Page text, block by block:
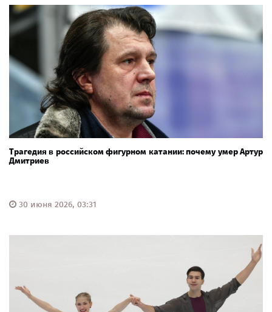
Трагедия в российском фигурном катании: почему умер Артур
Дмитриев
30 июня 2026, 03:31